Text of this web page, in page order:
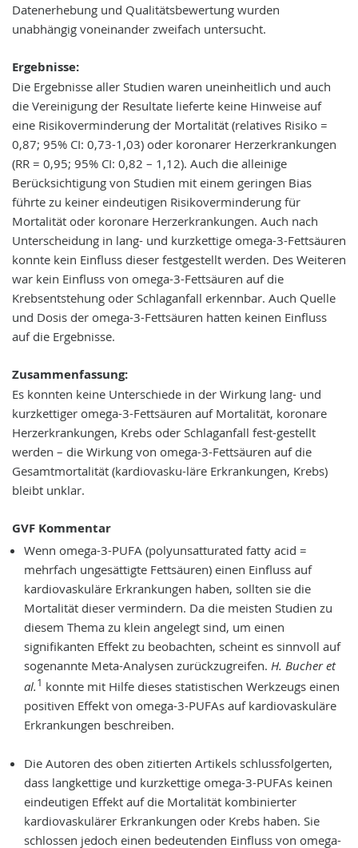
Datenerhebung und Qualitätsbewertung wurden
unabhängig voneinander zweifach untersucht.
Ergebnisse:
Die Ergebnisse aller Studien waren uneinheitlich und auch
die Vereinigung der Resultate lieferte keine Hinweise auf
eine Risikoverminderung der Mortalität (relatives Risiko =
0,87; 95% CI: 0,73-1,03) oder koronarer Herzerkrankungen
(RR = 0,95; 95% CI: 0,82 – 1,12). Auch die alleinige
Berücksichtigung von Studien mit einem geringen Bias
führte zu keiner eindeutigen Risikoverminderung für
Mortalität oder koronare Herzerkrankungen. Auch nach
Unterscheidung in lang- und kurzkettige omega-3-Fettsäuren
konnte kein Einfluss dieser festgestellt werden. Des Weiteren
war kein Einfluss von omega-3-Fettsäuren auf die
Krebsentstehung oder Schlaganfall erkennbar. Auch Quelle
und Dosis der omega-3-Fettsäuren hatten keinen Einfluss
auf die Ergebnisse.
Zusammenfassung:
Es konnten keine Unterschiede in der Wirkung lang- und
kurzkettiger omega-3-Fettsäuren auf Mortalität, koronare
Herzerkrankungen, Krebs oder Schlaganfall fest-gestellt
werden – die Wirkung von omega-3-Fettsäuren auf die
Gesamtmortalität (kardiovasku-läre Erkrankungen, Krebs)
bleibt unklar.
GVF Kommentar
Wenn omega-3-PUFA (polyunsatturated fatty acid =
mehrfach ungesättigte Fettsäuren) einen Einfluss auf
kardiovaskuläre Erkrankungen haben, sollten sie die
Mortalität dieser vermindern. Da die meisten Studien zu
diesem Thema zu klein angelegt sind, um einen
signifikanten Effekt zu beobachten, scheint es sinnvoll auf
sogenannte Meta-Analysen zurückzugreifen. H. Bucher et
al.1 konnte mit Hilfe dieses statistischen Werkzeugs einen
positiven Effekt von omega-3-PUFAs auf kardiovaskuläre
Erkrankungen beschreiben.
Die Autoren des oben zitierten Artikels schlussfolgerten,
dass langkettige und kurzkettige omega-3-PUFAs keinen
eindeutigen Effekt auf die Mortalität kombinierter
kardiovaskulärer Erkrankungen oder Krebs haben. Sie
schlossen jedoch einen bedeutenden Einfluss von omega-